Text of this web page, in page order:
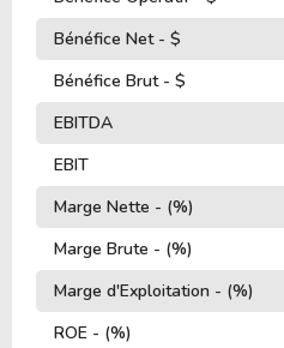
Bénéfice Net - $
Bénéfice Brut - $
EBITDA
EBIT
Marge Nette - (%)
Marge Brute - (%)
Marge d'Exploitation - (%)
ROE - (%)